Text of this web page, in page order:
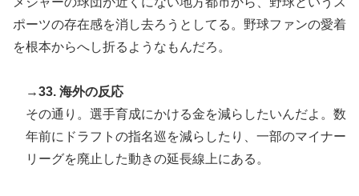
ポーツの存在感を消し去ろうとしてる。野球ファンの愛着
を根本からへし折るようなもんだろ。
→33. 海外の反応
その通り。選手育成にかける金を減らしたいんだよ。数
年前にドラフトの指名巡を減らしたり、一部のマイナー
リーグを廃止した動きの延長線上にある。